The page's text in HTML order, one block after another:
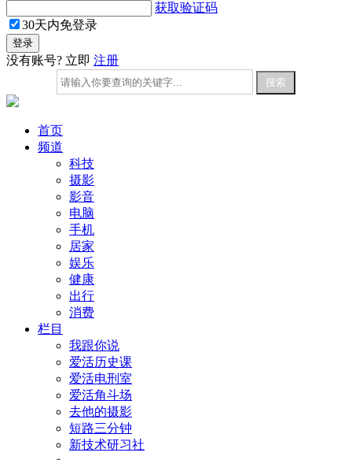
获取验证码
30天内免登录
没有账号? 立即 注册
首页
频道
科技
摄影
影音
电脑
手机
居家
娱乐
健康
出行
消费
栏目
我跟你说
爱活历史课
爱活电刑室
爱活角斗场
去他的摄影
短路三分钟
新技术研习社